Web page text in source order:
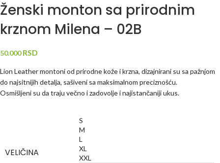
Ženski monton sa prirodnim
krznom Milena – 02B
50.000RSD
Lion Leather montoni od prirodne kože i krzna, dizajnirani su sa pažnjom
do najsitnijih detalja, sašiveni sa maksimalnom preciznošću.
Osmišljeni su da traju večno i zadovolje i najistančaniji ukus.
VELIČINA
S
M
L
XL
XXL